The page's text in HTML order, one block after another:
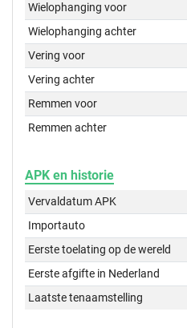
Wielophanging voor
Wielophanging achter
Vering voor
Vering achter
Remmen voor
Remmen achter
APK en historie
Vervaldatum APK
Importauto
Eerste toelating op de wereld
Eerste afgifte in Nederland
Laatste tenaamstelling